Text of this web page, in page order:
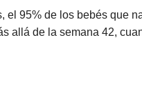
el 95% de los bebés que
allá de la semana 42,